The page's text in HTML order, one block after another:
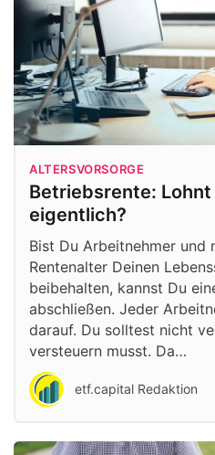
ALTERSVORSORGE
Betriebsrente: Lohnt
eigentlich?
Bist Du Arbeitnehmer und
Rentenalter Deinen
beibehalten, kannst Du
abschließen. Jeder
darauf. Du solltest nicht
versteuern musst. Da…
etf.capital Redaktion